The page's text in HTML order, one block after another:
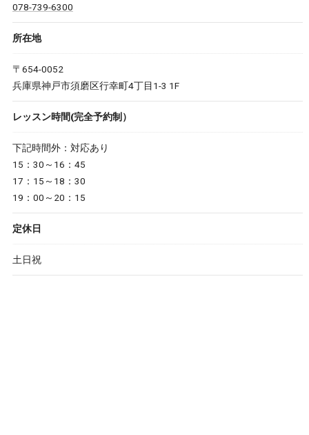
078-739-6300
所在地
〒654-0052
兵庫県神戸市須磨区行幸町4丁目1-3 1F
レッスン時間(完全予約制）
下記時間外：対応あり
15：30～16：45
17：15～18：30
19：00～20：15
定休日
土日祝